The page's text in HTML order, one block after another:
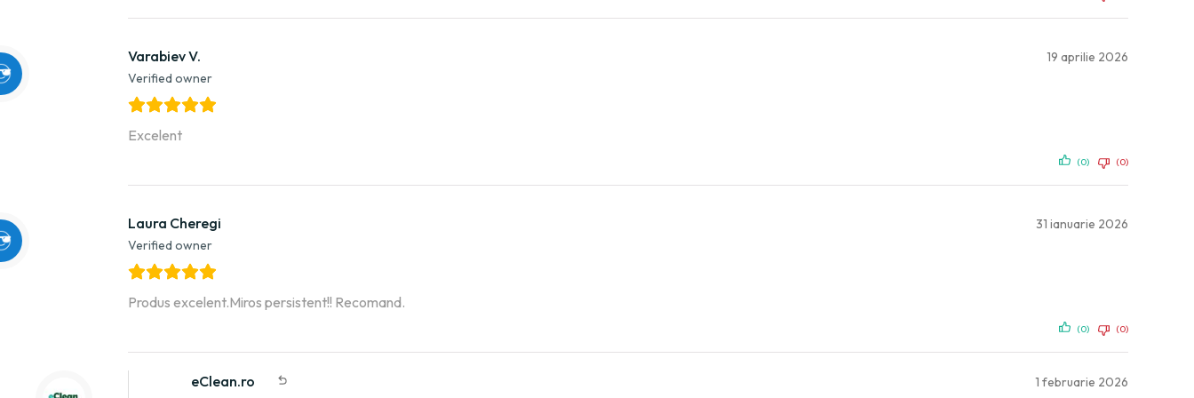
Varabiev V.
Verified owner
19 aprilie 2026
Excelent
(0) (0)
Laura Cheregi
Verified owner
31 ianuarie 2026
Produs excelent.Miros persistent!! Recomand.
(0) (0)
eClean.ro 1 februarie 2026